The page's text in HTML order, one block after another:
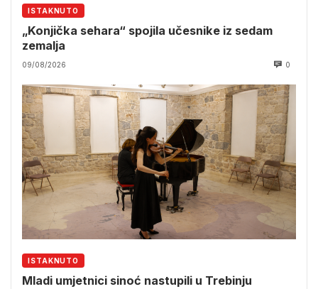
ISTAKNUTO
„Konjička sehara“ spojila učesnike iz sedam
zemalja
09/08/2026 0
ISTAKNUTO
Mladi umjetnici sinoć nastupili u Trebinju